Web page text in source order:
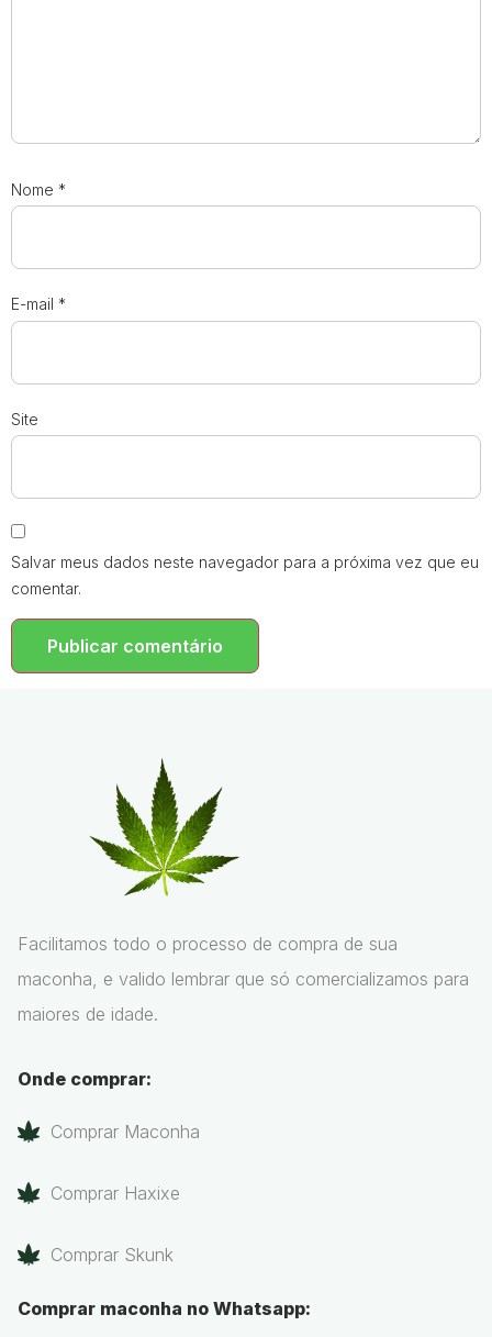
Nome *
E-mail *
Site
Salvar meus dados neste navegador para a próxima vez que eu
comentar.
Facilitamos todo o processo de compra de sua
maconha, e valido lembrar que só comercializamos para
maiores de idade.
Onde comprar:
Comprar Maconha
Comprar Haxixe
Comprar Skunk
Comprar maconha no Whatsapp: